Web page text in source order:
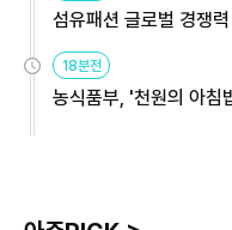
섬유패션 글로벌 경쟁
18분전
농식품부, '천원의 아